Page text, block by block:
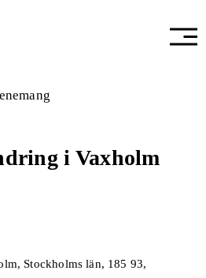
Ö
p
i Vaxholm
Stockholms län, 185 93